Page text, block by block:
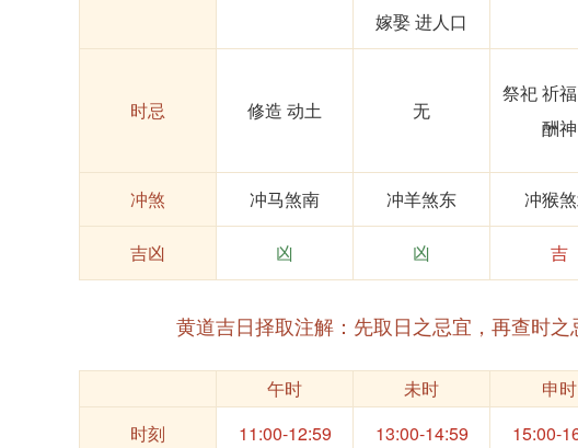
嫁娶 进人口
时忌 修造 动土 无
祭祀 祈
酬神
冲煞 冲马煞南 冲羊煞东 冲猴
吉凶 凶 凶 吉
黄道吉日择取注解：先取日之忌宜，再查时
午时 未时 申时
时刻
11:00-12:59 13:00-14:59 15:00-